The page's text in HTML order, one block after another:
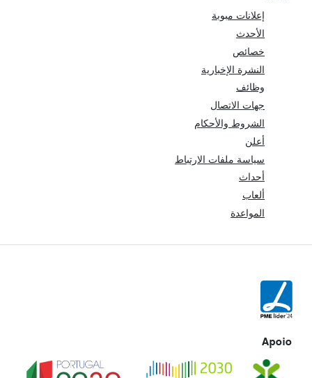
إعلانات مبوبة
الأحدث
خصائص
النشرة الإخبارية
وظائف
جهات الاتصال
الشروط والأحكام
أعلن
سياسة ملفات الارتباط
أحداث
ألعاب
المواعدة
Apoio